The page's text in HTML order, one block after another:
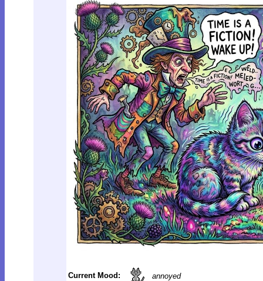
Current Mood: annoyed